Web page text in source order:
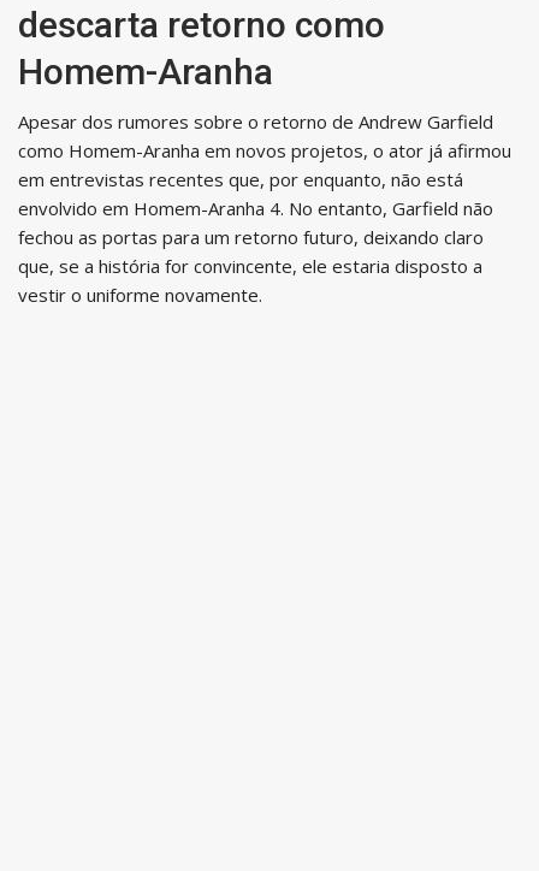
descarta retorno como
Homem-Aranha
Apesar dos rumores sobre o retorno de Andrew Garfield
como Homem-Aranha em novos projetos, o ator já afirmou
em entrevistas recentes que, por enquanto, não está
envolvido em Homem-Aranha 4. No entanto, Garfield não
fechou as portas para um retorno futuro, deixando claro
que, se a história for convincente, ele estaria disposto a
vestir o uniforme novamente.